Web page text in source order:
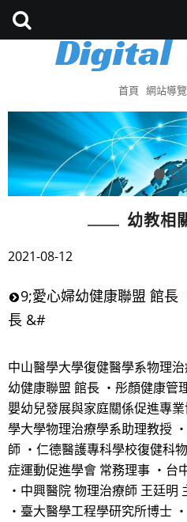
首頁 網站導覽
幼教相
2021-08-12
9;愛心婦幼健康聯盟 館長
長 &#
中山醫學大學復健醫學系物理
幼健康聯盟 館長 ・彤顏健康管
嬰幼兒發展與家庭關係促進專
學大學物理治療學系助理教授
師 ・仁德醫護專科學校復健科
症運動促進學會 常務理事 ・台
・中興醫院 物理治療師 王廷明
・臺大醫學工程學研究所博士